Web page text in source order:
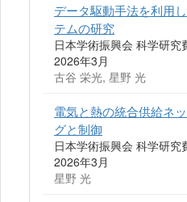
データ駆動手法を利用
テムの研究
日本学術振興会 科学研
2026年3月
古谷 栄光, 星野 光
電気と熱の統合供給ネ
グと制御
日本学術振興会 科学研
2026年3月
星野 光